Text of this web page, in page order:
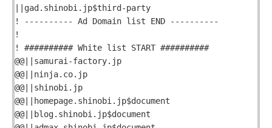
||gad.shinobi.jp$third-party
! ---------- Ad Domain list END ----------
!
! ########## White list START ##########
@@||samurai-factory.jp
@@||ninja.co.jp
@@||shinobi.jp
@@||homepage.shinobi.jp$document
@@||blog.shinobi.jp$document